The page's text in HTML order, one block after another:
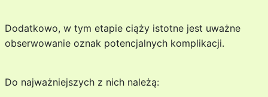
Dodatkowo, w tym etapie ciąży istotne jest uważne
obserwowanie oznak potencjalnych komplikacji.
Do najważniejszych z nich należą: